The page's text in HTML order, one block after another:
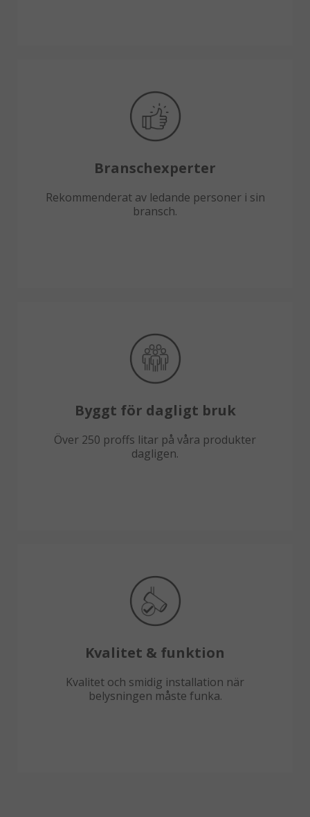
Branschexperter
Rekommenderat av ledande personer i sin
bransch.
Byggt för dagligt bruk
Över 250 proffs litar på våra produkter
dagligen.
Kvalitet & funktion
Kvalitet och smidig installation när
belysningen måste funka.